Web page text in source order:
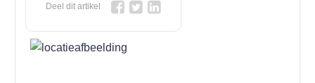
Deel dit artikel